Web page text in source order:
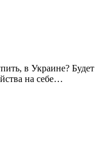
в Украине? Будет
на себе…